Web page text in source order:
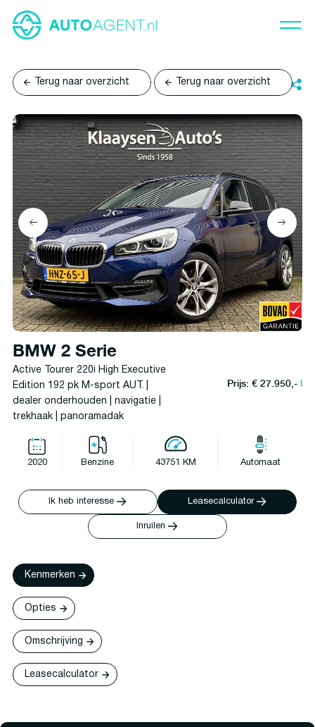
Terug naar overzicht Terug naar overzicht
BMW 2 Serie
Active Tourer 220i High Executive
Edition 192 pk M-sport AUT. |
dealer onderhouden | navigatie |
trekhaak | panoramadak
Prijs: € 27.950,-l
2020 Benzine 43751 KM Automaat
Ik heb interesse Leasecalculator
Inruilen
Kenmerken
Opties
Omschrijving
Leasecalculator